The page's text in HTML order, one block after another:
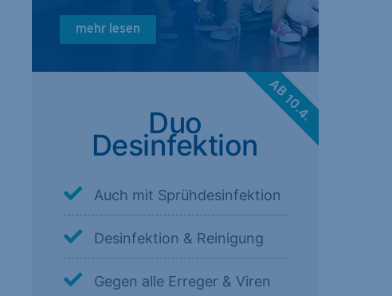
mehr lesen
Duo
Desinfektion
Auch mit Sprühdesinfektion
Desinfektion & Reinigung
Gegen alle Erreger & Viren
AB 10.4.